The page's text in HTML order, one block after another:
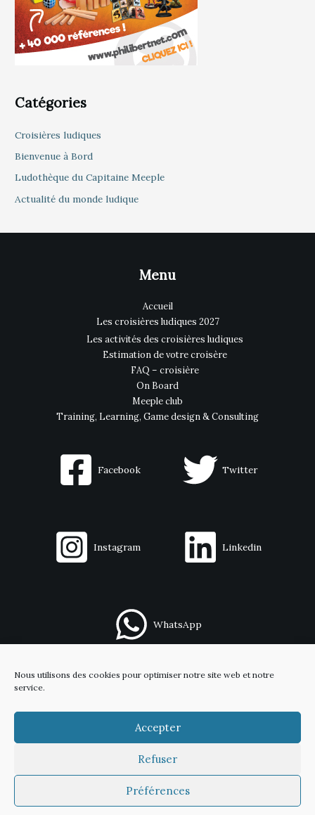
Nous utilisons des cookies pour optimiser notre site web et notre
service.
Accepter
Refuser
Préférences
Catégories
Croisières ludiques
Bienvenue à Bord
Ludothèque du Capitaine Meeple
Actualité du monde ludique
Menu
Accueil
Les croisières ludiques 2027
Les activités des croisières ludiques
Estimation de votre croisère
FAQ – croisière
On Board
Meeple club
Training, Learning, Game design & Consulting
Facebook Twitter
Instagram Linkedin
WhatsApp
Contact
Politique de confidentialité
Copyright © 2026 Capitaine Meeple